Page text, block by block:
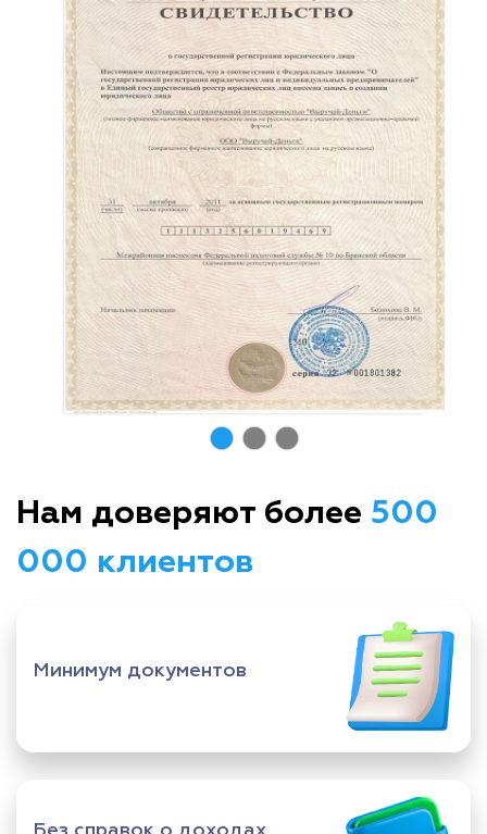
Нам доверяют более 500
000 клиентов
Минимум документов